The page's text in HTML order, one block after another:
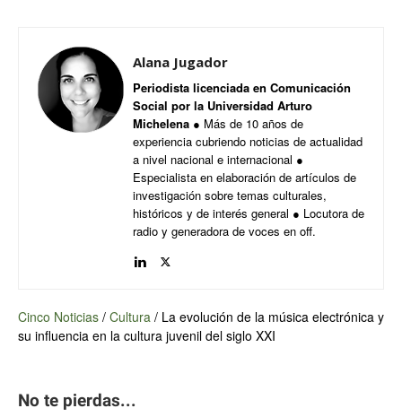
Alana Jugador
Periodista licenciada en Comunicación
Social por la Universidad Arturo
Michelena ● Más de 10 años de
experiencia cubriendo noticias de actualidad
a nivel nacional e internacional ●
Especialista en elaboración de artículos de
investigación sobre temas culturales,
históricos y de interés general ● Locutora de
radio y generadora de voces en off.
Cinco Noticias / Cultura / La evolución de la música electrónica y
su influencia en la cultura juvenil del siglo XXI
No te pierdas...